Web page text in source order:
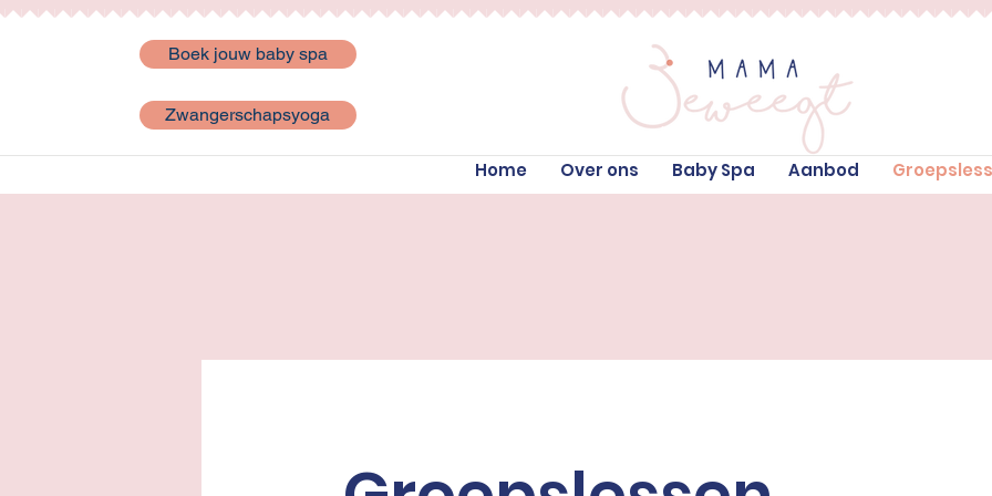
Boek jouw baby spa
Zwangerschapsyoga
Home Over ons Baby Spa Aanbod